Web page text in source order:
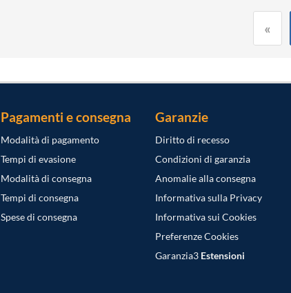
«
Pagamenti e consegna
Modalità di pagamento
Tempi di evasione
Modalità di consegna
Tempi di consegna
Spese di consegna
Garanzie
Diritto di recesso
Condizioni di garanzia
Anomalie alla consegna
Informativa sulla Privacy
Informativa sui Cookies
Preferenze Cookies
Garanzia3 Estensioni